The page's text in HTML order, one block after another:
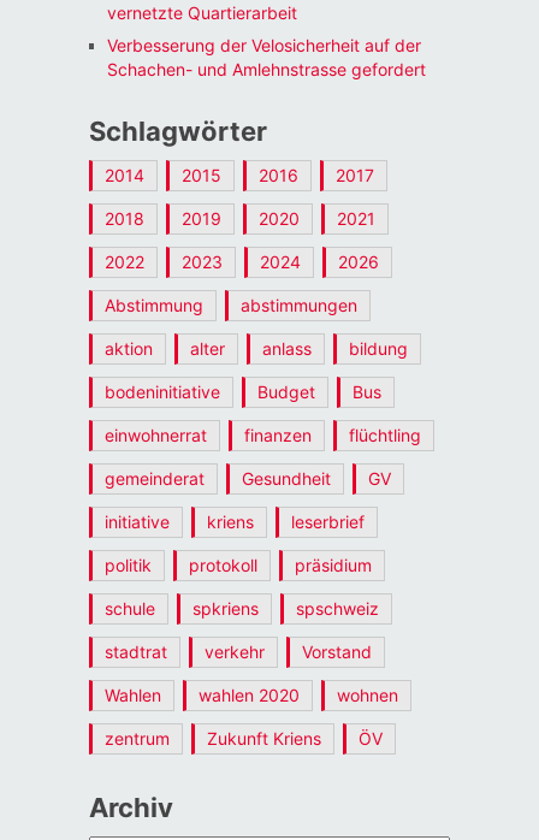
vernetzte Quartierarbeit
Verbesserung der Velosicherheit auf der
Schachen- und Amlehnstrasse gefordert
Schlagwörter
2014 2015 2016 2017
2018 2019 2020 2021
2022 2023 2024 2026
Abstimmung abstimmungen
aktion alter anlass bildung
bodeninitiative Budget Bus
einwohnerrat finanzen flüchtling
gemeinderat Gesundheit GV
initiative kriens leserbrief
politik protokoll präsidium
schule spkriens spschweiz
stadtrat verkehr Vorstand
Wahlen wahlen 2020 wohnen
zentrum Zukunft Kriens ÖV
Archiv